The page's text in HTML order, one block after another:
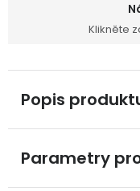
Klikněte
Popis
Parametry